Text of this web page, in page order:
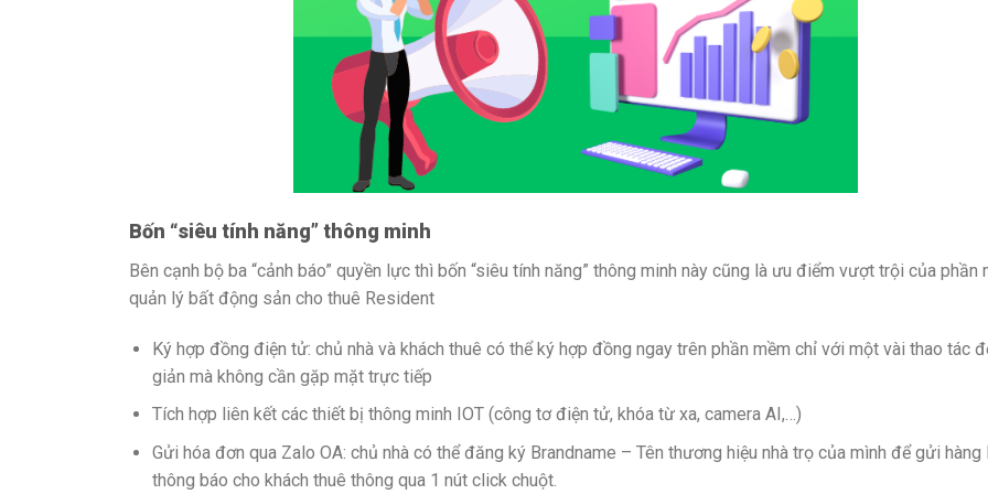
Bốn “siêu tính năng” thông minh
Bên cạnh bộ ba “cảnh báo” quyền lực thì bốn “siêu tính năng” thông minh này cũng là ưu điểm vượt trội của phần
quản lý bất động sản cho thuê Resident
Ký hợp đồng điện tử: chủ nhà và khách thuê có thể ký hợp đồng ngay trên phần mềm chỉ với một vài thao tác
giản mà không cần gặp mặt trực tiếp
Tích hợp liên kết các thiết bị thông minh IOT (công tơ điện tử, khóa từ xa, camera AI,…)
Gửi hóa đơn qua Zalo OA: chủ nhà có thể đăng ký Brandname – Tên thương hiệu nhà trọ của mình để gửi hàng
thông báo cho khách thuê thông qua 1 nút click chuột.